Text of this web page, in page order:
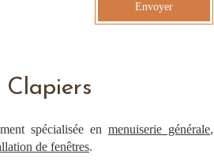
Envoyer
spécialisée en menuiserie générale,
de fenêtres.